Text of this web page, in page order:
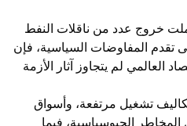
خروج عدد من ناقلات النفط
المفاوضات السياسية، فإن
العالمي لم يتجاوز آثار الأزمة
تشغيل مرتفعة، وأسواق
الجيوسياسية، فيما